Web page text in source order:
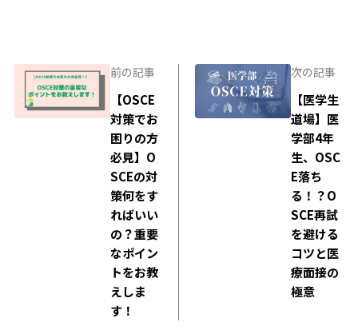
前の記事
【OSCE
対策でお
困りの方
必見】O
SCEの対
策何をす
ればいい
の？重要
なポイン
トをお教
えしま
す！
次の記事
【医学生
道場】医
学部4年
生、OSC
E落ち
る！？O
SCE再試
を避ける
コツと医
療面接の
極意